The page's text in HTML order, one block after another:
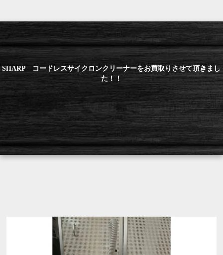
SHARP コードレスサイクロンクリーナーをお買取りさせて頂きまし
た！！